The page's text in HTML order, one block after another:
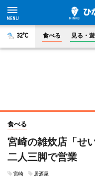
32°C 食べる 見る・
食べる
宮崎の雑炊店「せ
二人三脚で営業
宮崎 居酒屋